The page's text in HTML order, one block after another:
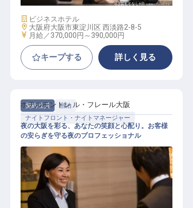
施設業態
ビジネスホテル
勤務地
大阪府大阪市東淀川区 西淡路2-8-5
給与
月給／370,000円～ 390,000円
キープする 詳しく見る
契約社員
宿泊
ナイトフロント・ナイトマネージャー
ホテルモントレ ル・フレール大阪
夜の大阪を彩る、あなたの笑顔と心配り。お客様
の安らぎを守る夜のプロフェッショナル